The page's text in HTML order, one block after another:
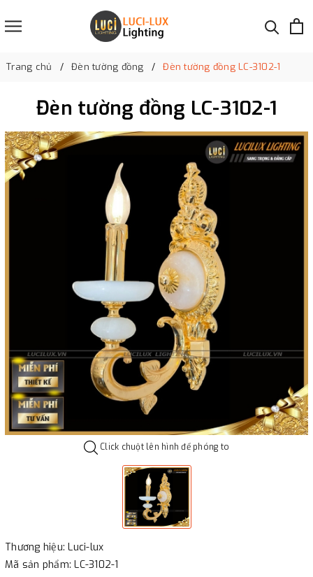
Trang chủ Đèn tường đồng Đèn tường đồng LC-3102-1
Đèn tường đồng LC-3102-1
Click chuột lên hình để phóng to
Thương hiệu: Luci-lux
Mã sản phẩm: LC-3102-1